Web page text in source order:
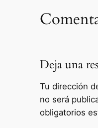
Deja una
Tu dirección
no será
obligatorios